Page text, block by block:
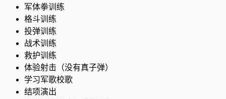
军体拳训练
格斗训练
投弹训练
战术训练
救护训练
体验射击（没有真子弹）
学习军歌校歌
结项演出